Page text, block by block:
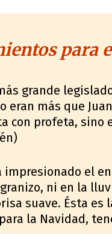
para
grande
eran más que
con profeta, sino
impresionado el
ni en la
suave. Ésta es
la Navidad,